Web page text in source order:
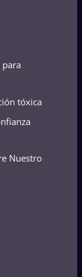
tóxica
Nuestro